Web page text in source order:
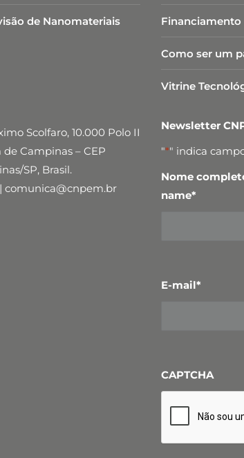
de Nanomateriais Financiamento
Como ser um
Vitrine
Scolfaro, 10.000 Polo II
Campinas – CEP
SP, Brasil.
| comunica@cnpem.br
Newsletter
"*" indica
Nome
name*
E-mail*
CAPTCHA